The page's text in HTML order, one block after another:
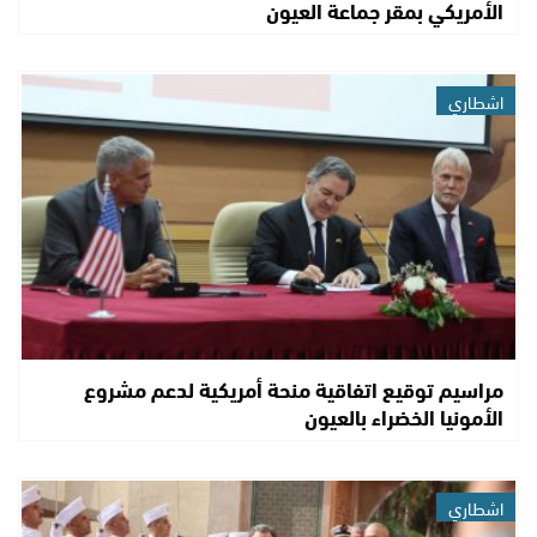
الأمريكي بمقر جماعة العيون
اشطاري
مراسيم توقيع اتفاقية منحة أمريكية لدعم مشروع
الأمونيا الخضراء بالعيون
اشطاري